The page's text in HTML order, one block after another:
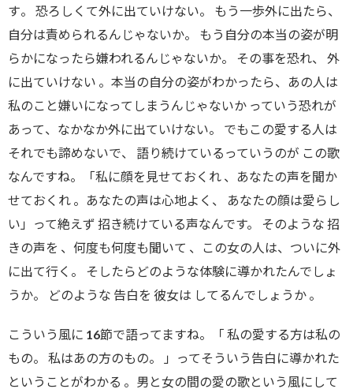
す。
恐ろしくて外に出ていけない。 もう一歩外に出たら、
自分は責められるんじゃないか。
もう自分の本当の姿が明
らかになったら嫌われるんじゃないか。 その事を恐れ、
外
に出ていけない 。 本当の自分の姿がわかったら、
あの人は
私のこと嫌いになってしまうんじゃないか っていう恐れが
あって、 なかなか外に出ていけない。 でもこの愛する人は
それでも諦めないで、
語り続けているっていうのが この歌
なんですね。「私に顔を見せておくれ 、
あなたの声を聞か
せておくれ 。 あなたの声は心地よく 、
あなたの顔は愛らし
い」って絶えず 招き続けている声なんです。 そのような 招
きの声を 、何度も何度も聞いて 、
この女の人は、ついに外
に出て行く。 そしたらどのような体験に導かれたんでしょ
うか。 どのような 告白を 彼女は してるんでしょうか 。
こういう風に 16節で語ってますね。
「 私の愛する方は私の
もの。 私はあの方のもの。
」ってそういう告白に導かれた
ということがわかる 。男と女の間の愛の歌という風にして